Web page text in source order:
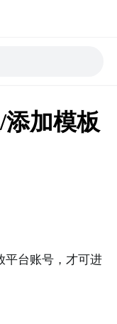
加模板
平台账号，才可进